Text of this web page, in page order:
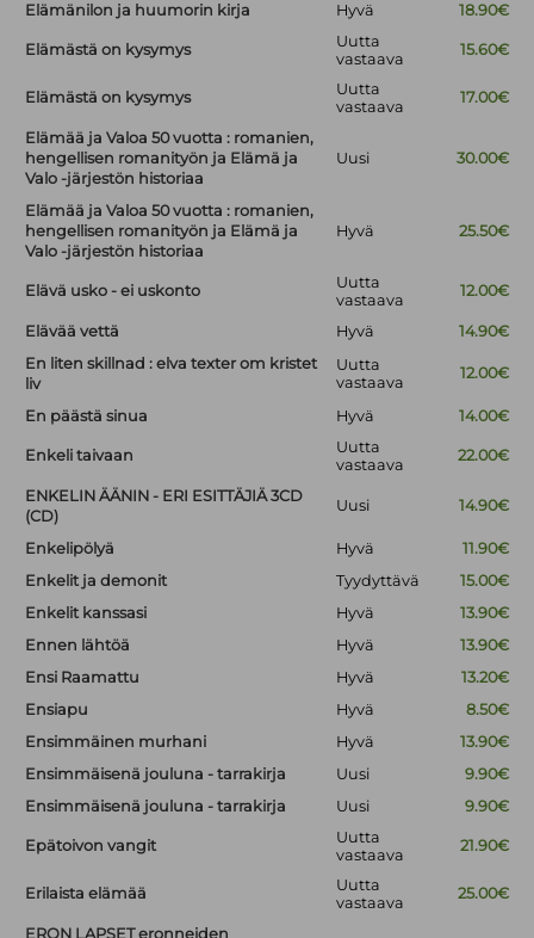
Elämänilon ja huumorin kirja Hyvä 18.90€
Elämästä on kysymys
Uutta
vastaava
15.60€
Elämästä on kysymys
Uutta
vastaava
17.00€
Elämää ja Valoa 50 vuotta : romanien,
hengellisen romanityön ja Elämä ja
Valo -järjestön historiaa
Uusi 30.00€
Elämää ja Valoa 50 vuotta : romanien,
hengellisen romanityön ja Elämä ja
Valo -järjestön historiaa
Hyvä 25.50€
Elävä usko - ei uskonto
Uutta
vastaava
12.00€
Elävää vettä Hyvä
14.90€
En liten skillnad : elva texter om kristet
liv
Uutta
vastaava
12.00€
En päästä sinua Hyvä 14.00€
Enkeli taivaan
Uutta
vastaava
22.00€
ENKELIN ÄÄNIN - ERI ESITTÄJIÄ 3CD
(CD)
Uusi 14.90€
Enkelipölyä Hyvä
11.90€
Enkelit ja demonit
Tyydyttävä
15.00€
Enkelit kanssasi
Hyvä
13.90€
Ennen lähtöä
Hyvä
13.90€
Ensi Raamattu
Hyvä
13.20€
Ensiapu
Hyvä
8.50€
Ensimmäinen murhani
Hyvä
13.90€
Ensimmäisenä jouluna - tarrakirja
Uusi
9.90€
Ensimmäisenä jouluna - tarrakirja
Uusi 9.90€
Epätoivon vangit
Uutta
vastaava
21.90€
Erilaista elämää
Uutta
vastaava
25.00€
ERON LAPSET eronneiden